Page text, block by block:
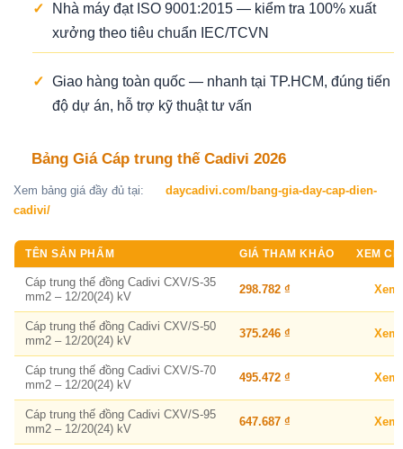
✓
Nhà máy đạt ISO 9001:2015 — kiểm tra 100% xuất
xưởng theo tiêu chuẩn IEC/TCVN
✓ Giao hàng toàn quốc — nhanh tại TP.HCM, đúng tiến
độ dự án, hỗ trợ kỹ thuật tư vấn
Bảng Giá Cáp trung thế Cadivi 2026
Xem bảng giá đầy đủ tại:
daycadivi.com/bang-gia-day-cap-dien-
cadivi/
TÊN SẢN PHẨM GIÁ THAM KHẢO XEM
Cáp trung thế đồng Cadivi CXV/S-35
mm2 – 12/20(24) kV
298.782 ₫
Cáp trung thế đồng Cadivi CXV/S-50
mm2 – 12/20(24) kV
375.246 ₫
Cáp trung thế đồng Cadivi CXV/S-70
mm2 – 12/20(24) kV
495.472 ₫
Cáp trung thế đồng Cadivi CXV/S-95
mm2 – 12/20(24) kV
647.687 ₫